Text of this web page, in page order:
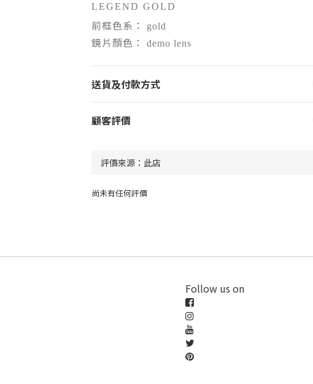
LEGEND GOLD
前框色系： gold
鏡片顏色： demo lens
送貨及付款方式
顧客評價
尚未有任何評價
Follow us on